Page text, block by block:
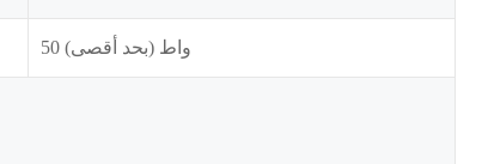
50 واط (بحد أقصى)